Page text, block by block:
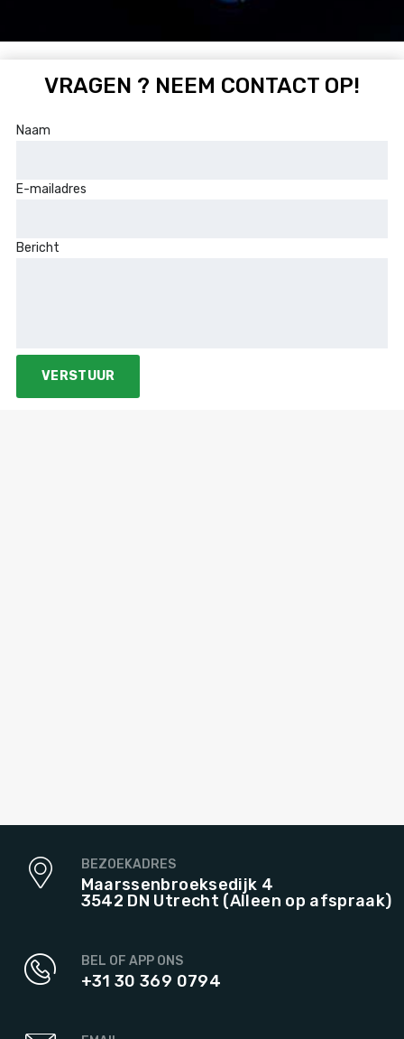
VRAGEN ? NEEM CONTACT OP!
Naam
E-mailadres
Bericht
BEZOEKADRES
Maarssenbroeksedijk 4
3542 DN Utrecht (Alleen op afspraak)
BEL OF APP ONS
+31 30 369 0794